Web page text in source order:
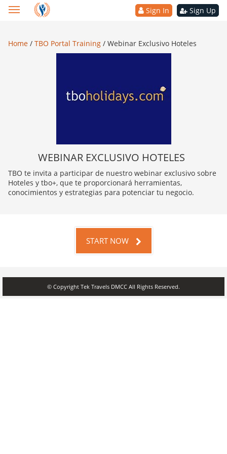
Sign In Sign Up
Home / TBO Portal Training / Webinar Exclusivo Hoteles
WEBINAR EXCLUSIVO HOTELES
TBO te invita a participar de nuestro webinar exclusivo sobre
Hoteles y tbo+, que te proporcionará herramientas,
conocimientos y estrategias para potenciar tu negocio.
START NOW
© Copyright Tek Travels DMCC All Rights Reserved.